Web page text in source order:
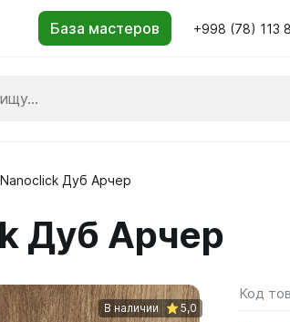
+998 (78) 113
Дуб Арчер
Дуб Арчер
В наличии 5,0
Код